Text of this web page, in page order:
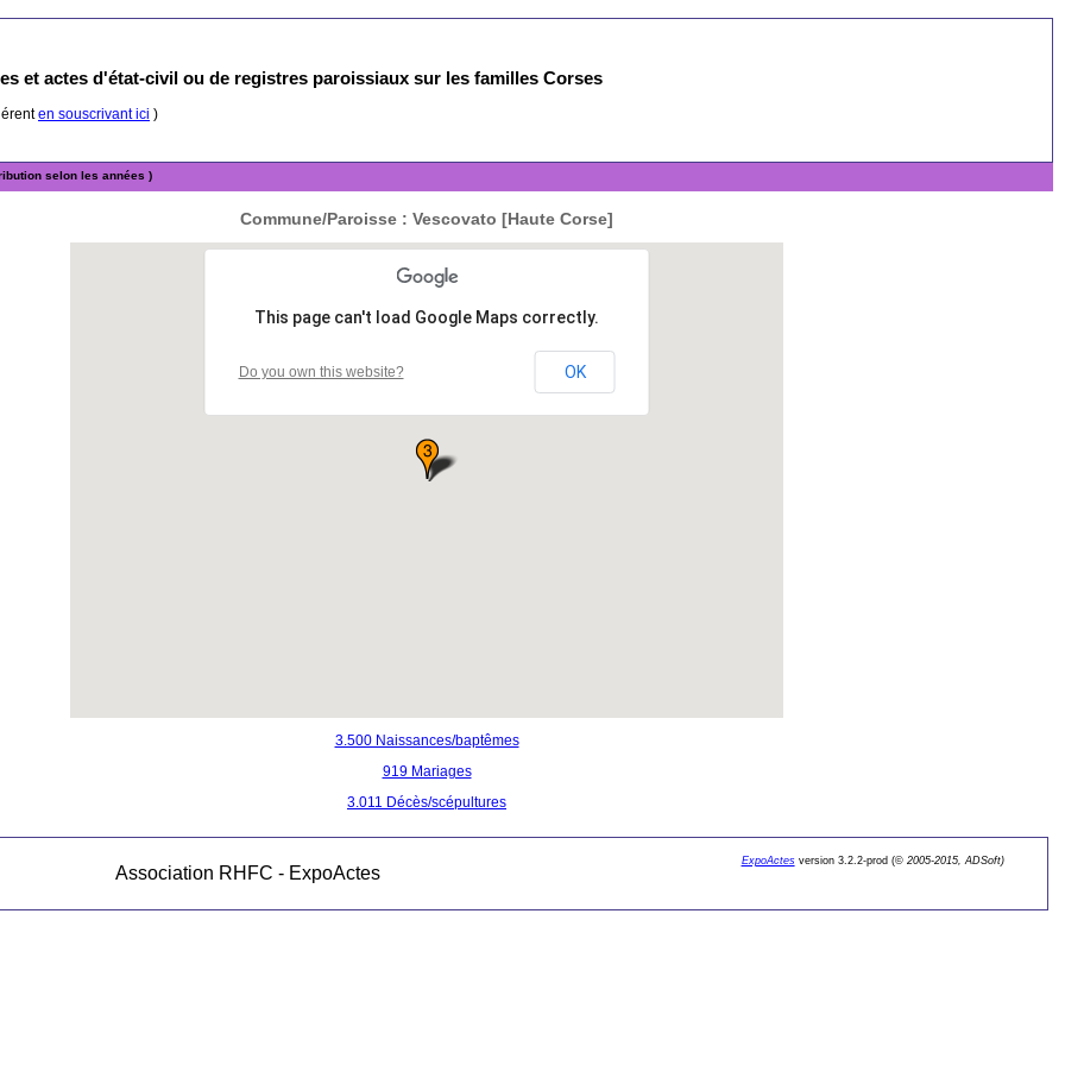
et actes d'état-civil ou de registres paroissiaux sur les familles Corses
en souscrivant ici )
selon les années )
Commune/Paroisse : Vescovato [Haute Corse]
This page can't load Google Maps correctly.
Do you own this website? OK
3.500 Naissances/baptêmes
919 Mariages
3.011 Décès/scépultures
Association RHFC - ExpoActes
ExpoActesversion 3.2.2-prod (©2005-2015, ADSoft)